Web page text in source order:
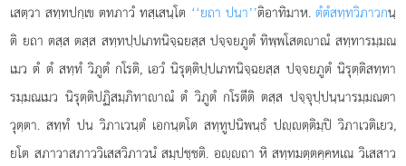
เสตฺวา สทฺทปกฺเข ตทภาวํ ทสฺเสนฺโต ‘‘ยถา ปนา’’ติอาทิมาห. ตํตํสทฺทวิภาวกนฺ
ติ ยถา ตสฺส ตสฺส สทฺทปฺปเภทนิจฺฉยสฺส ปจฺจยภูตํ ทิพฺพโสตาณํ สทฺทารมฺมณ
เมว ตํ ตํ สทฺทํ วิภูตํ กโรติ, เอวํ นิรุตฺติปฺปเภทนิจฺฉยสฺส ปจฺจยภูตํ นิรุตฺติสทฺทา
รมฺมณเมว นิรุตฺติปฏิสมฺภิทาาณํ ตํ วิภูตํ กโรตีติ ตสฺส ปจฺจุปฺปนฺนารมฺมณตา
วุตฺตา. สทฺทํ ปน วิภาเวนฺตํ เอกนฺตโต สทฺทูปนิพนฺธํ ปฺตฺติมฺปิ วิภาเวติเยว,
ยโต สภาวาสภาววิเสสวิภาวนํ สมฺปชฺชติ. อฺถา หิ สทฺทมตฺตคฺคหเณ วิเสสาว